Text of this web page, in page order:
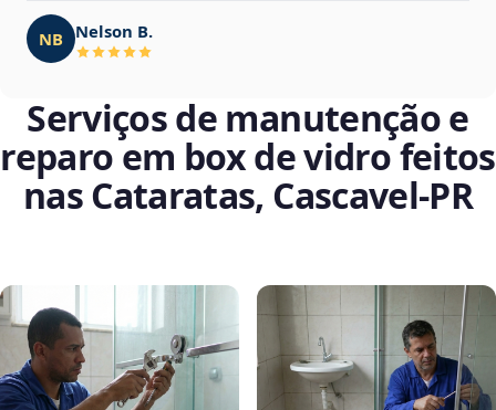
NB Nelson B.
Serviços de manutenção e
reparo em box de vidro feitos
nas Cataratas, Cascavel‑PR